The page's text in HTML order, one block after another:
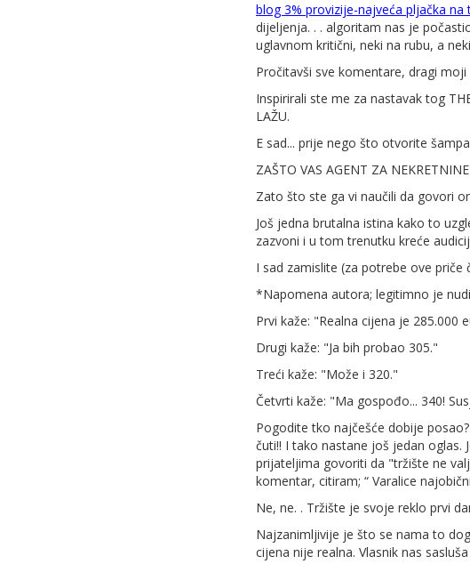
blog 3% provizije-najveća pljačka na
dijeljenja. . . algoritam nas je
uglavnom kritični, neki na rubu, a
Pročitavši sve komentare, dragi
Inspirirali ste me za nastavak tog
LAŽU.
E sad... prije nego što otvorite
ZAŠTO VAS AGENT ZA
Zato što ste ga vi naučili da govori
Još jedna brutalna istina kako to
zazvoni i u tom trenutku kreće
I sad zamislite (za potrebe ove
*Napomena autora; legitimno je
Prvi kaže: "Realna cijena je 285.000
Drugi kaže: "Ja bih probao 305."
Treći kaže: "Može i 320."
Četvrti kaže: "Ma gospođo... 340!
Pogodite tko najčešće dobije
čuti!! I tako nastane još jedan oglas.
prijateljima govoriti da "tržište ne
komentar, citiram; “ Varalice
Ne, ne. . Tržište je svoje reklo prvi
Najzanimljivije je što se nama to
cijena nije realna. Vlasnik nas